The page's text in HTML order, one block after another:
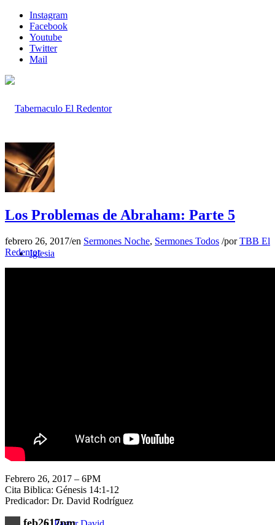
Instagram
Facebook
Youtube
Twitter
Mail
Inicio
Iglesia
Los Problemas de Abraham: Parte 5
febrero 26, 2017/en Sermones Noche, Sermones Todos /porTBB El
Redentor
Febrero 26, 2017 – 6PM
Cita Biblica: Génesis 14:1-12
Predicador: Dr. David Rodríguez
feb2617pm